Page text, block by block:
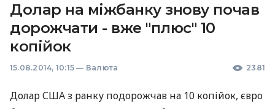
Долар на міжбанку знову почав
дорожчати - вже "плюс" 10
копійок
15.08.2014, 10:15 — Валюта 2381
ДоларСШАз ранку подорожчав на 10 копійок, євро